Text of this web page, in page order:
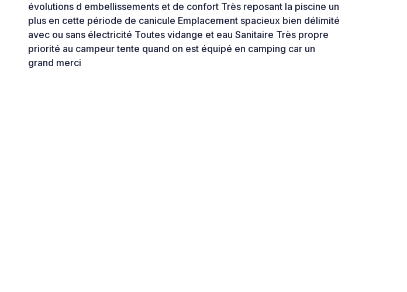
évolutions d embellissements et de confort Très reposant la piscine un
plus en cette période de canicule Emplacement spacieux bien délimité
avec ou sans électricité Toutes vidange et eau Sanitaire Très propre
priorité au campeur tente quand on est équipé en camping car un
grand merci